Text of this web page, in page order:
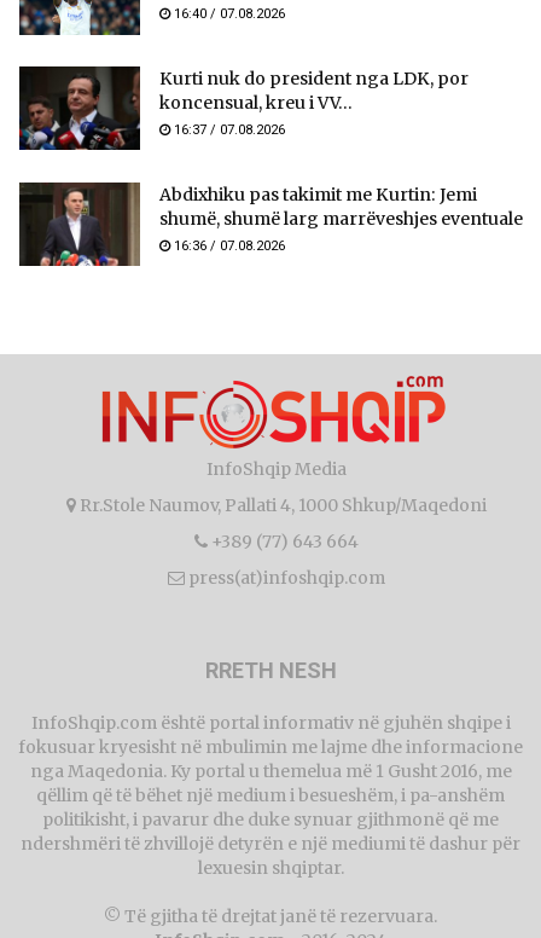
16:40 / 07.08.2026
Kurti nuk do president nga LDK, por
koncensual, kreu i VV...
16:37 / 07.08.2026
Abdixhiku pas takimit me Kurtin: Jemi
shumë, shumë larg marrëveshjes eventuale
16:36 / 07.08.2026
InfoShqip Media
Rr.Stole Naumov, Pallati 4, 1000 Shkup/Maqedoni
+389 (77) 643 664
press(at)infoshqip.com
RRETH NESH
InfoShqip.com është portal informativ në gjuhën shqipe i
fokusuar kryesisht në mbulimin me lajme dhe informacione
nga Maqedonia. Ky portal u themelua më 1 Gusht 2016, me
qëllim që të bëhet një medium i besueshëm, i pa-anshëm
politikisht, i pavarur dhe duke synuar gjithmonë që me
ndershmëri të zhvillojë detyrën e një mediumi të dashur për
lexuesin shqiptar.
© Të gjitha të drejtat janë të rezervuara.